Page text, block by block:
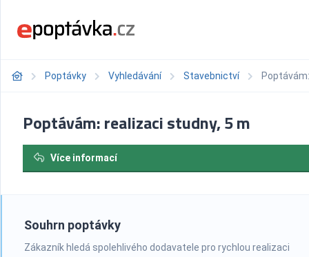
Poptávky Vyhledávání Stavebnictví
Poptávám: realizaci studny, 5 m
Více informací
Souhrn poptávky
Zákazník hledá spolehlivého dodavatele pro rychlou realizaci